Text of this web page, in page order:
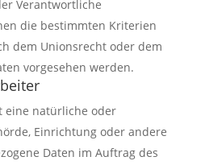
Verantwortliche
die bestimmten Kriterien
dem Unionsrecht oder dem
vorgesehen werden.
eine natürliche oder
Einrichtung oder andere
Daten im Auftrag des